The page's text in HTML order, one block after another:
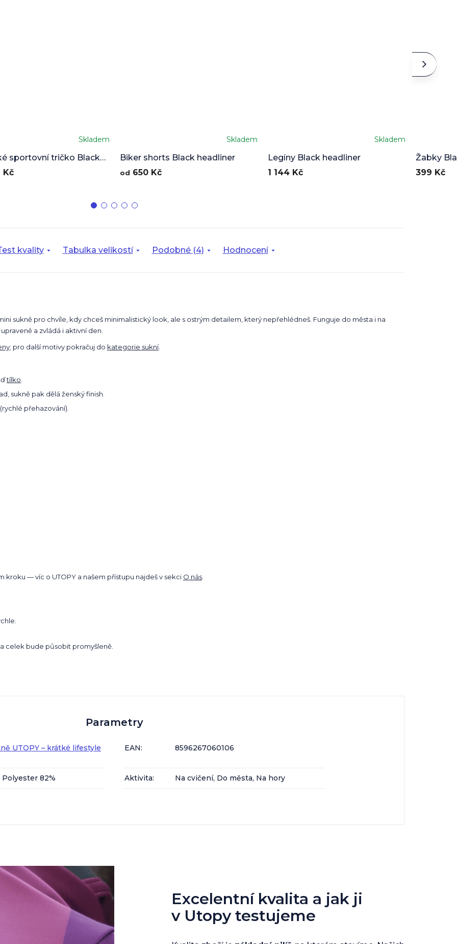
sportovní tričko Black
Skladem
Kč
Biker shorts Black headliner
Skladem
od 650 Kč
Legíny Black headliner
hodnocení
produktu
je
Skladem
1 144 Kč
Žabky
399 Kč
kvality Tabulka velikostí Podobné (4) Hodnocení
sukně pro chvíle, kdy chceš minimalistický look, ale s ostrým detailem, který nepřehlédneš. Funguje do města i na
a zvládá i aktivní den.
; pro další motivy pokračuj do kategorie sukní.
tílko
sukně pak dělá ženský finish.
přehazování).
kroku — víc o UTOPY a našem přístupu najdeš v sekci O nás
celek bude působit promyšleně.
Parametry
UTOPY – krátké lifestyle EAN: 8596267060106
Polyester 82% Aktivita: Na cvičení, Do města, Na hory
Excelentní kvalita a jak ji
v Utopy testujeme